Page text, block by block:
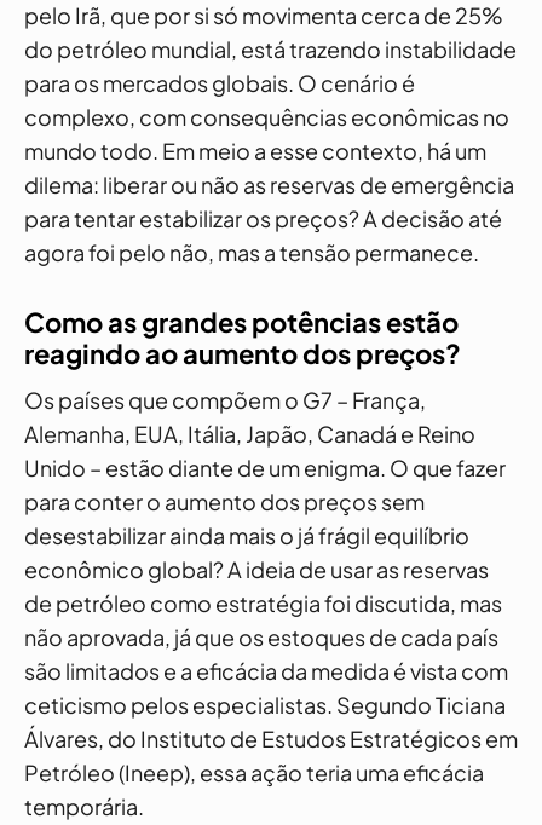
pelo Irã, que por si só movimenta cerca de 25%
do petróleo mundial, está trazendo instabilidade
para os mercados globais. O cenário é
complexo, com consequências econômicas no
mundo todo. Em meio a esse contexto, há um
dilema: liberar ou não as reservas de emergência
para tentar estabilizar os preços? A decisão até
agora foi pelo não, mas a tensão permanece.
Como as grandes potências estão
reagindo ao aumento dos preços?
Os países que compõem o G7 – França,
Alemanha, EUA, Itália, Japão, Canadá e Reino
Unido – estão diante de um enigma. O que fazer
para conter o aumento dos preços sem
desestabilizar ainda mais o já frágil equilíbrio
econômico global? A ideia de usar as reservas
de petróleo como estratégia foi discutida, mas
não aprovada, já que os estoques de cada país
são limitados e a eficácia da medida é vista com
ceticismo pelos especialistas. Segundo Ticiana
Álvares, do Instituto de Estudos Estratégicos em
Petróleo (Ineep), essa ação teria uma eficácia
temporária.